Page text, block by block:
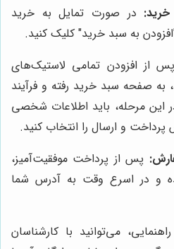
در صورت تمایل به خرید
به سبد خرید" کلیک کنید.
پس از افزودن تمامی لاستیک‌های
به صفحه سبد خرید رفته و فرآیند
این مرحله، باید اطلاعات شخصی
پرداخت و ارسال را انتخاب کنید.
پس از پرداخت موفقیت‌آمیز،
و در اسرع وقت به آدرس شما
می‌توانید با کارشناسان